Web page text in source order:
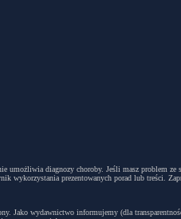
umożliwia diagnozy choroby. Jeśli masz problem
wykorzystania prezentowanych porad lub treści.
Jako wydawnictwo informujemy (dla